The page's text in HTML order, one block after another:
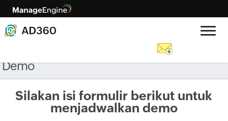
Demo
Silakan isi formulir berikut untuk
menjadwalkan demo